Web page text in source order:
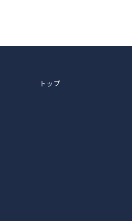
トップ